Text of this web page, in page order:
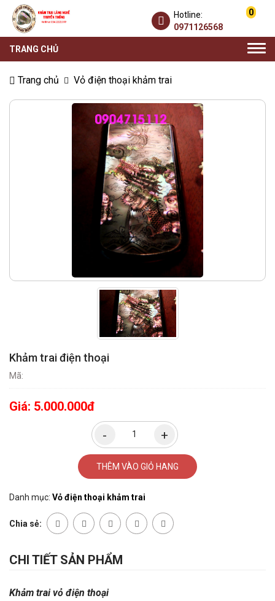
0
Hotline:
0971126568
TRANG CHỦ
Trang chủ Vỏ điện thoại khảm trai
Khảm trai điện thoại
Mã:
Giá: 5.000.000đ
THÊM VÀO GIỎ HANG
Danh mục: Vỏ điện thoại khảm trai
Chia sẻ:
CHI TIẾT SẢN PHẨM
Khảm trai vỏ điện thoại